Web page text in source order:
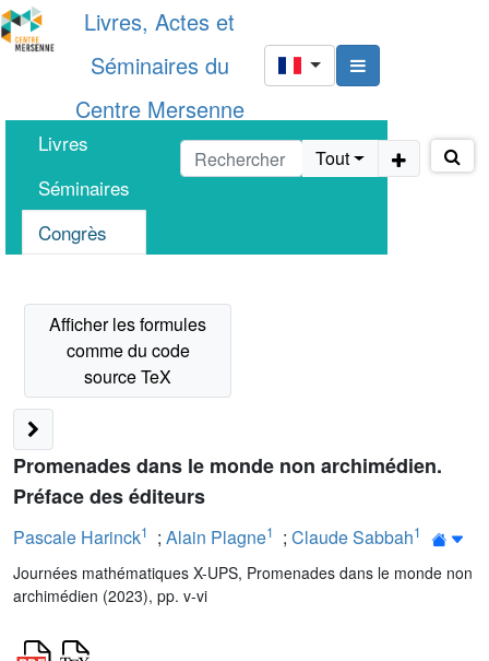
Livres, Actes et
Séminaires du
Centre Mersenne
Livres
Séminaires
Congrès
Tout
Promenades dans le monde non archimédien.
Préface des éditeurs
Pascale Harinck1 ; Alain Plagne1 ; Claude Sabbah1
Journées mathématiques X-UPS, Promenades dans le monde non
archimédien (2023), pp. v-vi